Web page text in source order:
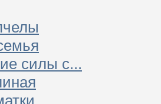
силы с...